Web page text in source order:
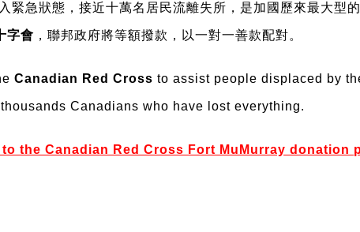
急狀態，接近十萬名居民流離失所，是加國歷來最大型的
字會 ，聯邦政府將等額撥款，以一對一善款配對。
Canadian Red Cross to assist people displaced by
Canadians who have lost everything.
to the Canadian Red Cross Fort MuMurray donation